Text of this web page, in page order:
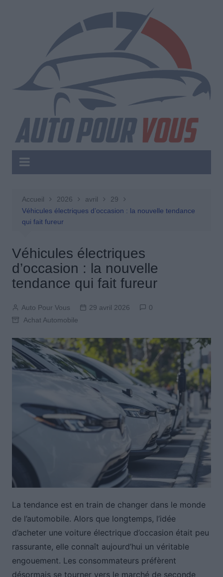
Accueil 2026 avril
29
Véhicules électriques d’occasion : la nouvelle tendance
qui fait fureur
Véhicules électriques
d’occasion : la nouvelle
tendance qui fait fureur
Auto Pour Vous 29 avril 2026
0
Achat Automobile
La tendance est en train de changer dans le monde
de l’automobile. Alors que longtemps, l’idée
d’acheter une voiture électrique d’occasion était peu
rassurante, elle connaît aujourd’hui un véritable
engouement. Les consommateurs préfèrent
désormais se tourner vers le marché de seconde